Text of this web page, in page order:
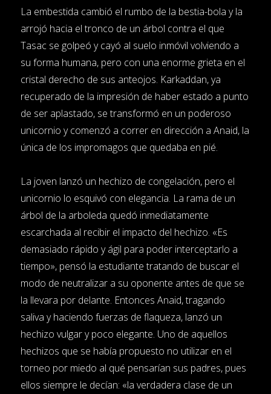
La embestida cambió el rumbo de la bestia-bola y la
arrojó hacia el tronco de un árbol contra el que
Tasac se golpeó y cayó al suelo inmóvil volviendo a
su forma humana, pero con una enorme grieta en el
cristal derecho de sus anteojos. Karkaddan, ya
recuperado de la impresión de haber estado a punto
de ser aplastado, se transformó en un poderoso
unicornio y comenzó a correr en dirección a Anaid, la
única de los impromagos que quedaba en pié.
La joven lanzó un hechizo de congelación, pero el
unicornio lo esquivó con elegancia. La rama de un
árbol de la arboleda quedó inmediatamente
escarchada al recibir el impacto del hechizo. «Es
demasiado rápido y ágil para poder interceptarlo a
tiempo», pensó la estudiante tratando de buscar el
modo de neutralizar a su oponente antes de que se
la llevara por delante. Entonces Anaid, tragando
saliva y haciendo fuerzas de flaqueza, lanzó un
hechizo vulgar y poco elegante. Uno de aquellos
hechizos que se había propuesto no utilizar en el
torneo por miedo al qué pensarían sus padres, pues
ellos siempre le decían: «la verdadera clase de un